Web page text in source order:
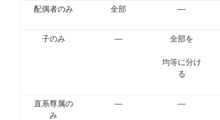
配偶者のみ 全部 ―
子のみ ― 全部を
均等に分け
る
直系尊属の
み
― ―